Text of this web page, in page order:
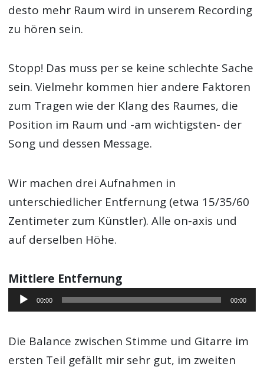
desto mehr Raum wird in unserem Recording
zu hören sein.
Stopp! Das muss per se keine schlechte Sache
sein. Vielmehr kommen hier andere Faktoren
zum Tragen wie der Klang des Raumes, die
Position im Raum und -am wichtigsten- der
Song und dessen Message.
Wir machen drei Aufnahmen in
unterschiedlicher Entfernung (etwa 15/35/60
Zentimeter zum Künstler). Alle on-axis und
auf derselben Höhe.
Mittlere Entfernung
Audio-
Player
00:00 00:00
Die Balance zwischen Stimme und Gitarre im
ersten Teil gefällt mir sehr gut, im zweiten